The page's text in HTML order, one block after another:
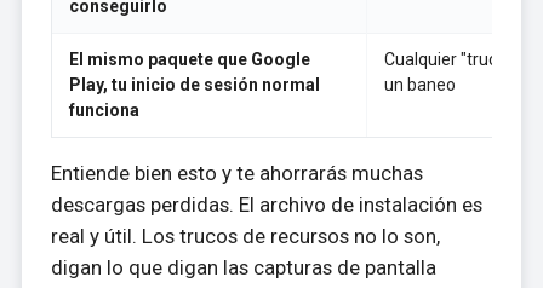
conseguirlo
El mismo paquete que Google
Play, tu inicio de sesión normal
funciona
Cualquier "truco"
un baneo
Entiende bien esto y te ahorrarás muchas
descargas perdidas. El archivo de instalación es
real y útil. Los trucos de recursos no lo son,
digan lo que digan las capturas de pantalla